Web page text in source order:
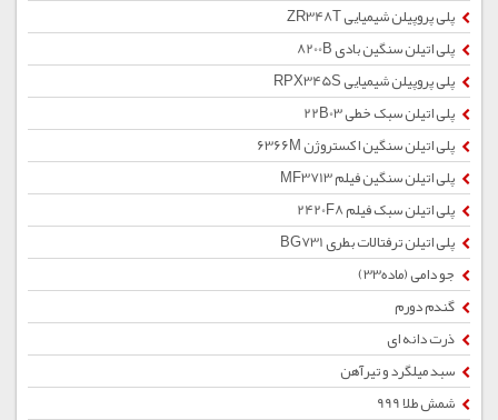
پلی پروپیلن شیمیایی ZR348T
پلی اتیلن سنگین بادی 8200B
پلی پروپیلن شیمیایی RPX345S
پلی اتیلن سبک خطی 22B03
پلی اتیلن سنگین اکستروژن 6366M
پلی اتیلن سنگین فیلم MF3713
پلی اتیلن سبک فیلم 2420F8
پلی اتیلن ترفتالات بطری BG731
جو دامی (ماده33)
گندم دورم
ذرت دانه ای
سبد میلگرد و تیرآهن
شمش طلا 999